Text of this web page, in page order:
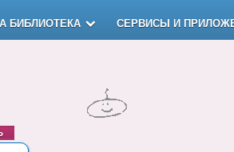
БИБЛИОТЕКА СЕРВИСЫ И